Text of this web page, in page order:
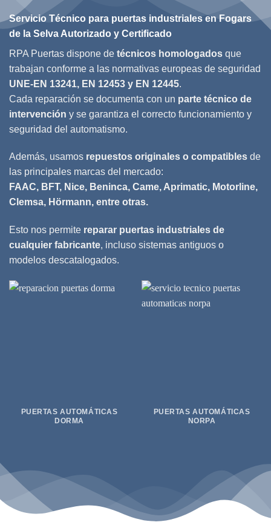
Servicio Técnico para puertas industriales en Fogars
de la Selva Autorizado y Certificado
RPA Puertas dispone de técnicos homologados que
trabajan conforme a las normativas europeas de seguridad
UNE-EN 13241, EN 12453 y EN 12445.
Cada reparación se documenta con un parte técnico de
intervención y se garantiza el correcto funcionamiento y
seguridad del automatismo.
Además, usamos repuestos originales o compatibles de
las principales marcas del mercado:
FAAC, BFT, Nice, Beninca, Came, Aprimatic, Motorline,
Clemsa, Hörmann, entre otras.
Esto nos permite reparar puertas industriales de
cualquier fabricante, incluso sistemas antiguos o
modelos descatalogados.
PUERTAS AUTOMÁTICAS
DORMA
PUERTAS AUTOMÁTICAS
NORPA